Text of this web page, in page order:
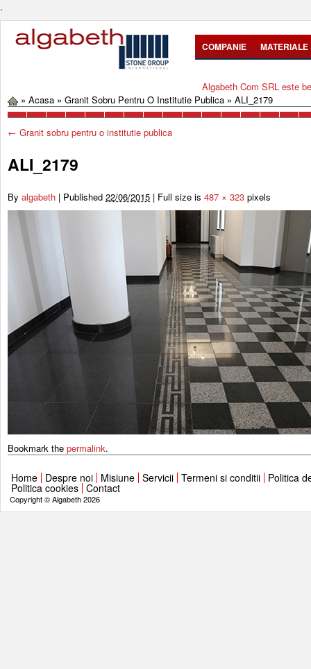
.
COMPANIE MATERIALE
Algabeth Com SRL este
» Acasa » Granit Sobru Pentru O Institutie Publica » ALI_2179
← Granit sobru pentru o institutie publica
ALI_2179
By algabeth | Published 22/06/2015 | Full size is 487 × 323 pixels
Bookmark the permalink.
Home Despre noi Misiune Servicii Termeni si conditii Politica
Politica cookies Contact
Copyright © Algabeth 2026